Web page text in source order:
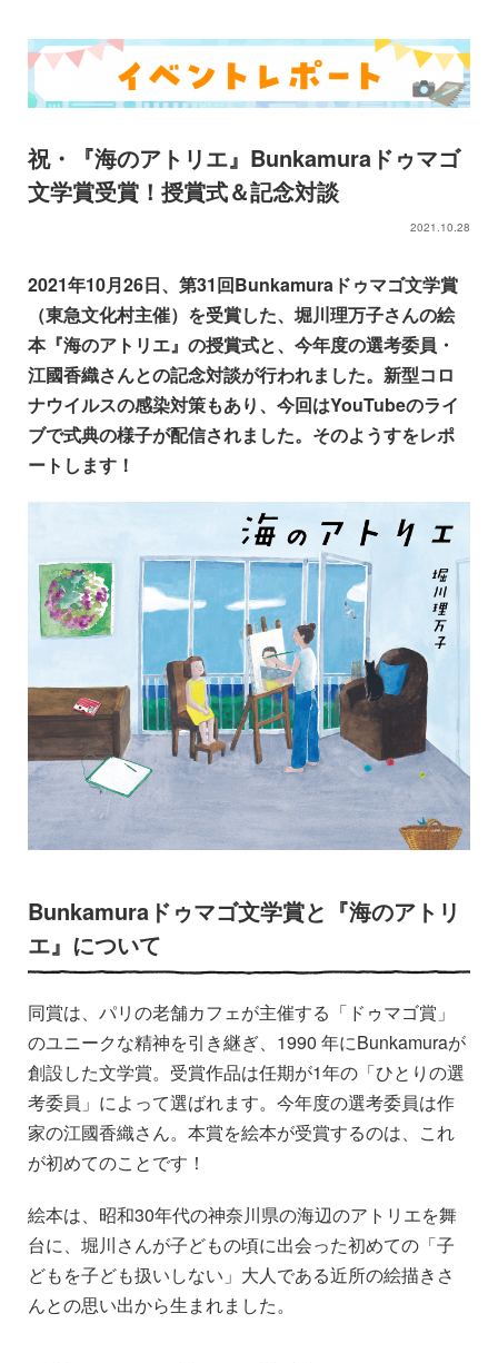
祝・『海のアトリエ』Bunkamuraドゥマゴ
文学賞受賞！授賞式＆記念対談
2021.10.28
2021年10月26日、第31回Bunkamuraドゥマゴ文学賞
（東急文化村主催）を受賞した、堀川理万子さんの絵
本『海のアトリエ』の授賞式と、今年度の選考委員・
江國香織さんとの記念対談が行われました。新型コロ
ナウイルスの感染対策もあり、今回はYouTubeのライ
ブで式典の様子が配信されました。そのようすをレポ
ートします！
Bunkamuraドゥマゴ文学賞と『海のアトリ
エ』について
同賞は、パリの老舗カフェが主催する「ドゥマゴ賞」
のユニークな精神を引き継ぎ、1990 年にBunkamuraが
創設した文学賞。受賞作品は任期が1年の「ひとりの選
考委員」によって選ばれます。今年度の選考委員は作
家の江國香織さん。本賞を絵本が受賞するのは、これ
が初めてのことです！
絵本は、昭和30年代の神奈川県の海辺のアトリエを舞
台に、堀川さんが子どもの頃に出会った初めての「子
どもを子ども扱いしない」大人である近所の絵描きさ
んとの思い出から生まれました。